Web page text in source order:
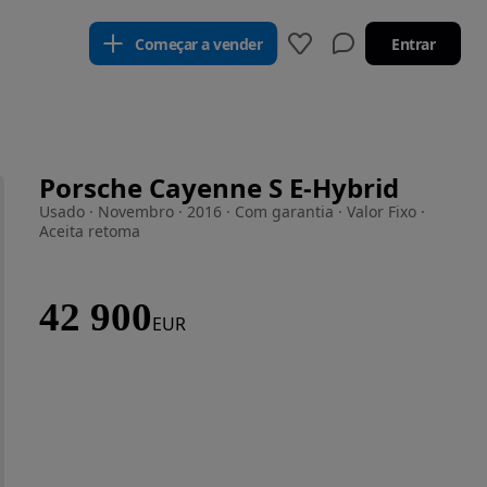
Começar a vender Entrar
Porsche Cayenne S E-Hybrid
Usado · Novembro · 2016 · Com garantia · Valor Fixo ·
Aceita retoma
42 900EUR